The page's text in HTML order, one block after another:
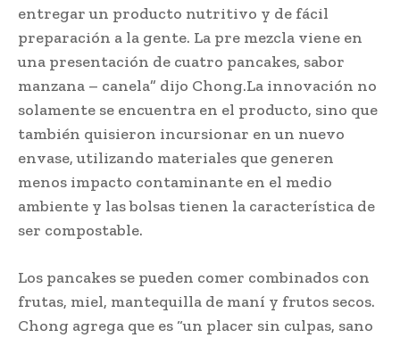
entregar un producto nutritivo y de fácil
preparación a la gente. La pre mezcla viene en
una presentación de cuatro pancakes, sabor
manzana – canela” dijo Chong.La innovación no
solamente se encuentra en el producto, sino que
también quisieron incursionar en un nuevo
envase, utilizando materiales que generen
menos impacto contaminante en el medio
ambiente y las bolsas tienen la característica de
ser compostable.
Los pancakes se pueden comer combinados con
frutas, miel, mantequilla de maní y frutos secos.
Chong agrega que es “un placer sin culpas, sano